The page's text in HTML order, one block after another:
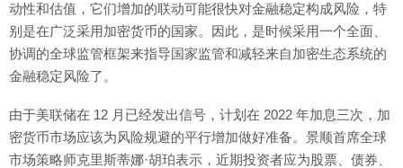
动性和估值，它们增加的联动可能很快对金融稳定构成风险，特
别是在广泛采用加密货币的国家。因此，是时候采用一个全面、
协调的全球监管框架来指导国家监管和减轻来自加密生态系统的
金融稳定风险了。
由于美联储在 12 月已经发出信号，计划在 2022 年加息三次，加
密货币市场应该为风险规避的平行增加做好准备。景顺首席全球
市场策略师克里斯蒂娜·胡珀表示，近期投资者应为股票、债券、